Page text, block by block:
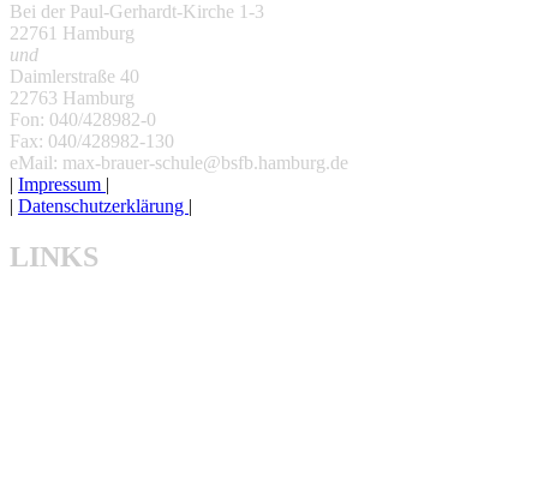
Bei der Paul-Gerhardt-Kirche 1-3
22761 Hamburg
und
Daimlerstraße 40
22763 Hamburg
Fon: 040/428982-0
Fax: 040/428982-130
eMail: max-brauer-schule@bsfb.hamburg.de
| Impressum |
| Datenschutzerklärung |
LINKS